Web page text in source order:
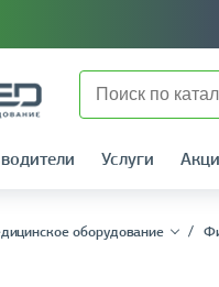
Южный Федеральный округ
Услуги
оборудование